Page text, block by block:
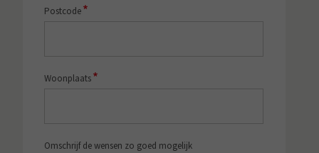
Postcode*
Woonplaats*
Omschrijf de wensen zo goed mogelijk